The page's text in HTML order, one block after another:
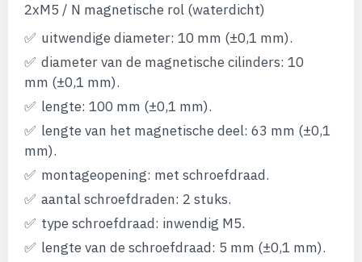
2xM5 / N magnetische rol (waterdicht)
uitwendige diameter: 10 mm (±0,1 mm).
diameter van de magnetische cilinders: 10
mm (±0,1 mm).
lengte: 100 mm (±0,1 mm).
lengte van het magnetische deel: 63 mm (±0,1
mm).
montageopening: met schroefdraad.
aantal schroefdraden: 2 stuks.
type schroefdraad: inwendig M5.
lengte van de schroefdraad: 5 mm (±0,1 mm).